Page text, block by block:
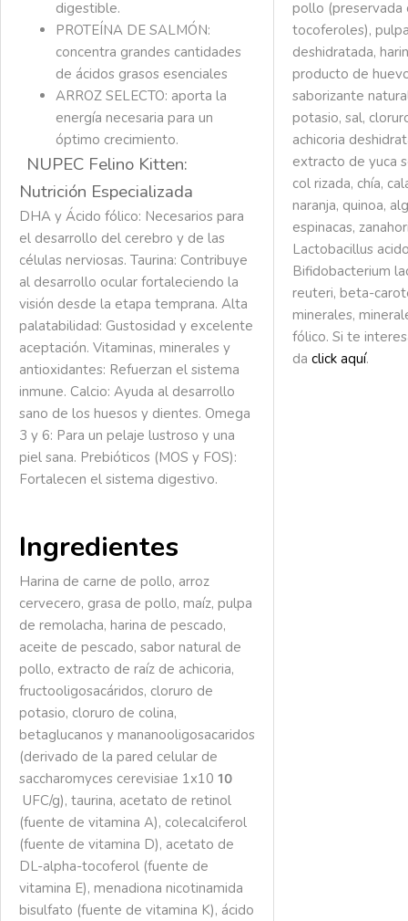
digestible.
PROTEÍNA DE SALMÓN:
concentra grandes cantidades
de ácidos grasos esenciales
ARROZ SELECTO: aporta la
energía necesaria para un
óptimo crecimiento.
NUPEC Felino Kitten:
Nutrición Especializada
DHA y Ácido fólico: Necesarios para
el desarrollo del cerebro y de las
células nerviosas. Taurina: Contribuye
al desarrollo ocular fortaleciendo la
visión desde la etapa temprana. Alta
palatabilidad: Gustosidad y excelente
aceptación. Vitaminas, minerales y
antioxidantes: Refuerzan el sistema
inmune. Calcio: Ayuda al desarrollo
sano de los huesos y dientes. Omega
3 y 6: Para un pelaje lustroso y una
piel sana. Prebióticos (MOS y FOS):
Fortalecen el sistema digestivo.
Ingredientes
Harina de carne de pollo, arroz
cervecero, grasa de pollo, maíz, pulpa
de remolacha, harina de pescado,
aceite de pescado, sabor natural de
pollo, extracto de raíz de achicoria,
fructooligosacáridos, cloruro de
potasio, cloruro de colina,
betaglucanos y mananooligosacaridos
(derivado de la pared celular de
saccharomyces cerevisiae 1x10 10
UFC/g), taurina, acetato de retinol
(fuente de vitamina A), colecalciferol
(fuente de vitamina D), acetato de
DL-alpha-tocoferol (fuente de
vitamina E), menadiona nicotinamida
bisulfato (fuente de vitamina K), ácido
pollo (preservada
tocoferoles),
deshidratada,
producto de
saborizante
potasio, sal,
achicoria
extracto de yuca
col rizada, chía,
naranja, quinoa,
espinacas,
Lactobacillus
Bifidobacterium
reuteri, beta-
minerales,
fólico. Si te
da click aquí.